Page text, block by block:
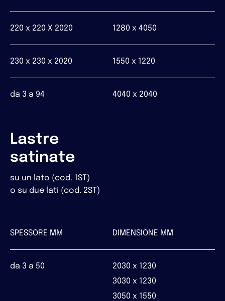
220 x 220 X 2020 1280 x 4050
230 x 230 x 2020 1550 x 1220
da 3 a 94 4040 x 2040
Lastre
satinate
su un lato (cod. 1ST)
o su due lati (cod. 2ST)
SPESSORE MM DIMENSIONE MM
da 3 a 50
2030 x 1230
3030 x 1230
3050 x 1550